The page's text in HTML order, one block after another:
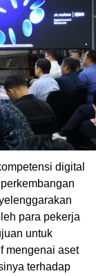
digital
para pekerja
untuk
mengenai aset
terhadap